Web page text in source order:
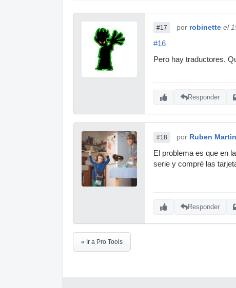
#17 por robinette el
#16
Pero hay traductores.
Responder
#18 por Ruben Martin
El problema es que en
serie y compré las
Responder
« Ir a Pro Tools